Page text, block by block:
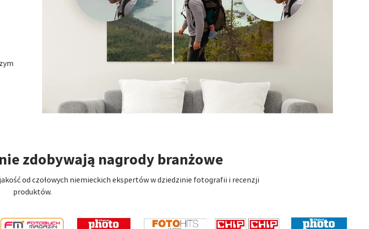
zdobywają nagrody branżowe
od czołowych niemieckich ekspertów w dziedzinie fotografii i recenzji
produktów.